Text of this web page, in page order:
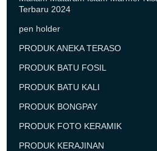
Terbaru 2024
pen holder
PRODUK ANEKA TERASO
PRODUK BATU FOSIL
PRODUK BATU KALI
PRODUK BONGPAY
PRODUK FOTO KERAMIK
PRODUK KERAJINAN